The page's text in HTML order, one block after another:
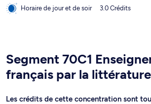
Horaire de jour et de soir
3.0 Crédits
Segment 70C1
français par la
Les crédits de cette concentration sont